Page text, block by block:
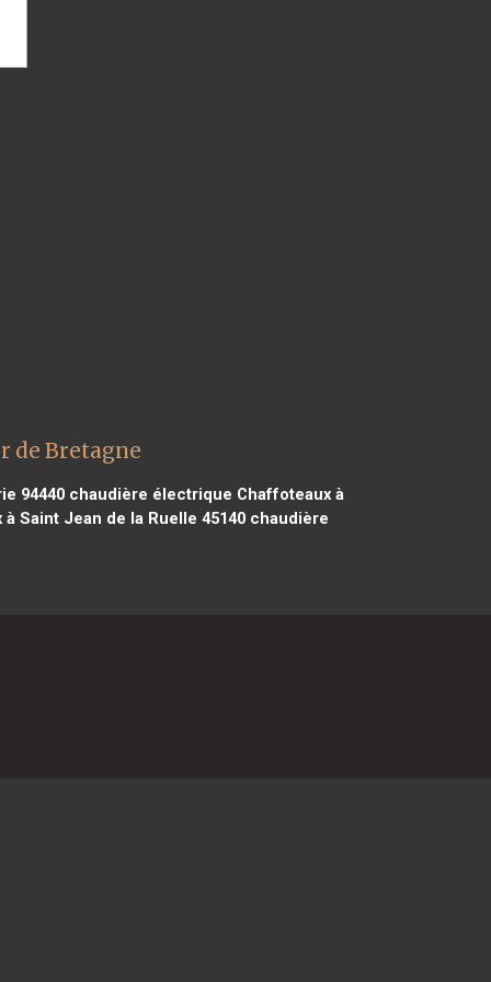
de Bretagne
94440 chaudière électrique Chaffoteaux à
Saint Jean de la Ruelle 45140 chaudière